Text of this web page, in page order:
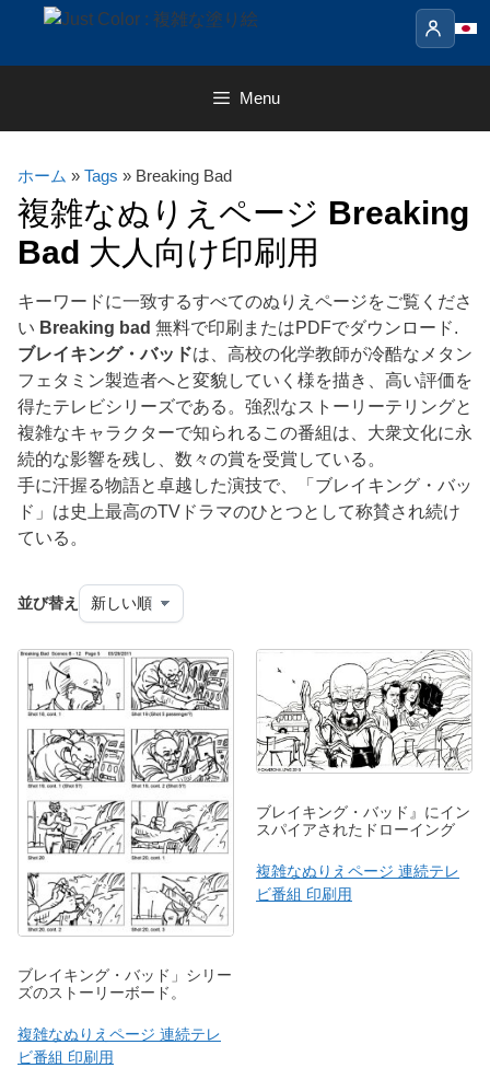
content
Menu
ホーム » Tags » Breaking Bad
複雑なぬりえページ Breaking
Bad 大人向け印刷用
キーワードに一致するすべてのぬりえページをご覧くださ
い Breaking bad 無料で印刷またはPDFでダウンロード.
ブレイキング・バッドは、高校の化学教師が冷酷なメタン
フェタミン製造者へと変貌していく様を描き、高い評価を
得たテレビシリーズである。強烈なストーリーテリングと
複雑なキャラクターで知られるこの番組は、大衆文化に永
続的な影響を残し、数々の賞を受賞している。
手に汗握る物語と卓越した演技で、「ブレイキング・バッ
ド」は史上最高のTVドラマのひとつとして称賛され続け
ている。
並び替え
ブレイキング・バッド」シリー
ズのストーリーボード。
複雑なぬりえページ 連続テレ
ビ番組 印刷用
ブレイキング・バッド』にイン
スパイアされたドローイング
複雑なぬりえページ 連続テレ
ビ番組 印刷用